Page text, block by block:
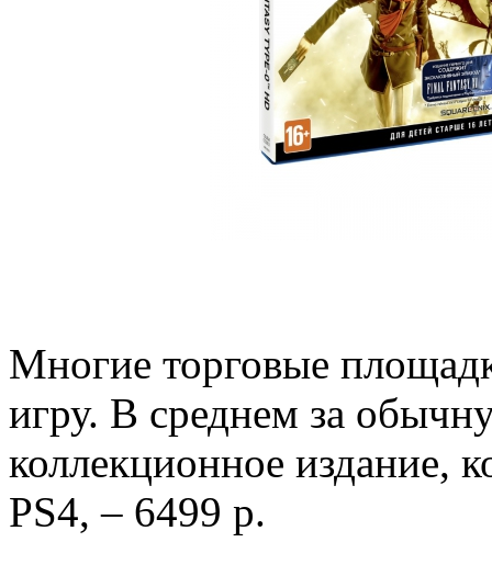
Многие торговые
игру. В среднем за
коллекционное издание,
PS4, – 6499 р.